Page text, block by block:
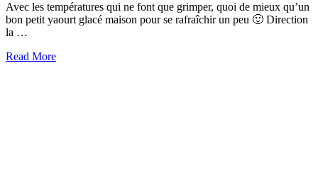
Avec les températures qui ne font que grimper, quoi de mieux qu’un
bon petit yaourt glacé maison pour se rafraîchir un peu 🙂 Direction
la …
Read More